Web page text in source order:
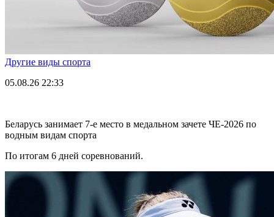
Другие виды спорта
05.08.26 22:33
Беларусь занимает 7-е место в медальном зачете ЧЕ-2026 по
водным видам спорта
По итогам 6 дней соревнований.